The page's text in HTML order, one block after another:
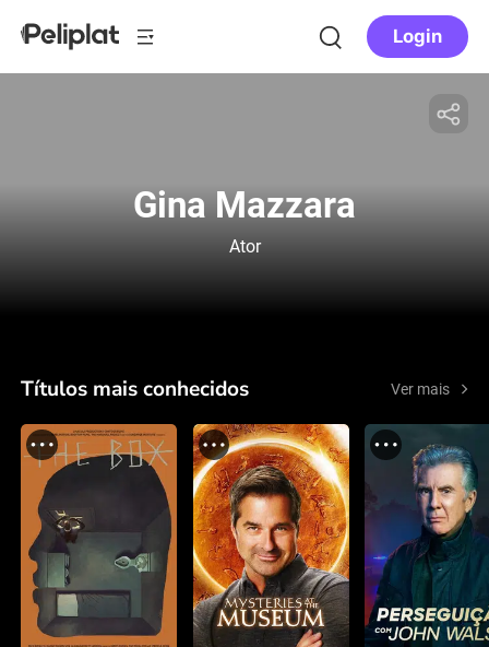
Login
Gina Mazzara
Ator
Títulos mais conhecidos Ver mais